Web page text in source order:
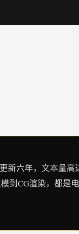
新六年，文本量高
到CG渲染，都是